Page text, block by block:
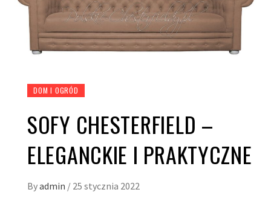
DOM I OGRÓD
SOFY CHESTERFIELD –
ELEGANCKIE I PRAKTYCZNE
Byadmin / 25 stycznia 2022